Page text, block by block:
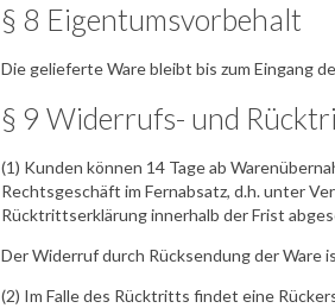
§ 8 Eigentumsvorbehalt
Die gelieferte Ware bleibt bis zum Eingang
§ 9 Widerrufs- und
(1) Kunden können 14 Tage ab
Rechtsgeschäft im Fernabsatz, d.h. unter
Rücktrittserklärung innerhalb der Frist
Der Widerruf durch Rücksendung der Ware
(2) Im Falle des Rücktritts findet eine